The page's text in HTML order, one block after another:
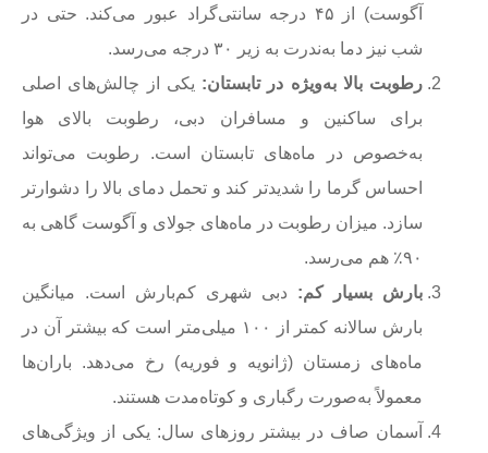
آگوست) از ۴۵ درجه سانتی‌گراد عبور می‌کند. حتی در
شب نیز دما به‌ندرت به زیر ۳۰ درجه می‌رسد.
رطوبت بالا به‌ویژه در تابستان: یکی از چالش‌های اصلی
برای ساکنین و مسافران دبی، رطوبت بالای هوا
به‌خصوص در ماه‌های تابستان است. رطوبت می‌تواند
احساس گرما را شدیدتر کند و تحمل دمای بالا را دشوارتر
سازد. میزان رطوبت در ماه‌های جولای و آگوست گاهی به
۹۰٪ هم می‌رسد.
بارش بسیار کم: دبی شهری کم‌بارش است. میانگین
بارش سالانه کمتر از ۱۰۰ میلی‌متر است که بیشتر آن در
ماه‌های زمستان (ژانویه و فوریه) رخ می‌دهد. باران‌ها
معمولاً به‌صورت رگباری و کوتاه‌مدت هستند.
آسمان صاف در بیشتر روزهای سال: یکی از ویژگی‌های